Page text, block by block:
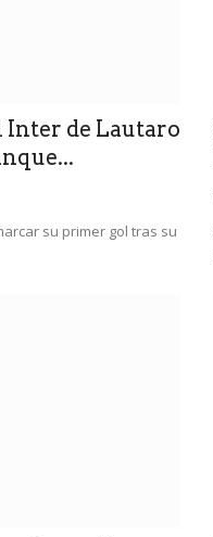
de Lautaro
su primer gol tras su